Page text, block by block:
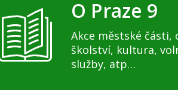
O Praze 9
Akce městské části,
školství, kultura,
služby, atp…